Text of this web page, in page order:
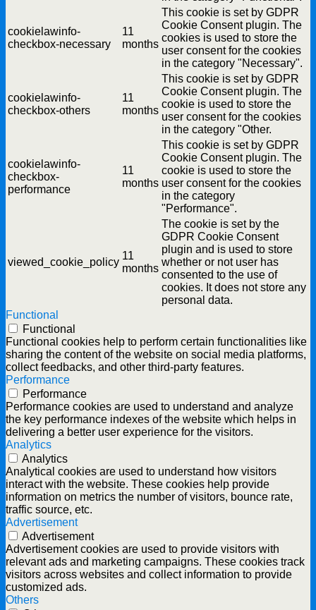
cookielawinfo-
checkbox-necessary
11
months
This cookie is set by GDPR
Cookie Consent plugin. The
cookies is used to store the
user consent for the cookies
in the category "Necessary".
cookielawinfo-
checkbox-others
11
months
This cookie is set by GDPR
Cookie Consent plugin. The
cookie is used to store the
user consent for the cookies
in the category "Other.
cookielawinfo-
checkbox-
performance
11
months
This cookie is set by GDPR
Cookie Consent plugin. The
cookie is used to store the
user consent for the cookies
in the category
"Performance".
viewed_cookie_policy
11
months
The cookie is set by the
GDPR Cookie Consent
plugin and is used to store
whether or not user has
consented to the use of
cookies. It does not store any
personal data.
Functional
Functional
Functional cookies help to perform certain functionalities like
sharing the content of the website on social media platforms,
collect feedbacks, and other third-party features.
Performance
Performance
Performance cookies are used to understand and analyze
the key performance indexes of the website which helps in
delivering a better user experience for the visitors.
Analytics
Analytics
Analytical cookies are used to understand how visitors
interact with the website. These cookies help provide
information on metrics the number of visitors, bounce rate,
traffic source, etc.
Advertisement
Advertisement
Advertisement cookies are used to provide visitors with
relevant ads and marketing campaigns. These cookies track
visitors across websites and collect information to provide
customized ads.
Others